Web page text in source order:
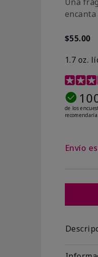
$55.00
1.7 oz.
de los
Envío